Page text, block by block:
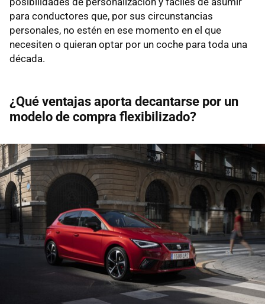
para conductores que, por sus circunstancias
personales, no estén en ese momento en el que
necesiten o quieran optar por un coche para toda una
década.
¿Qué ventajas aporta decantarse por un
modelo de compra flexibilizado?